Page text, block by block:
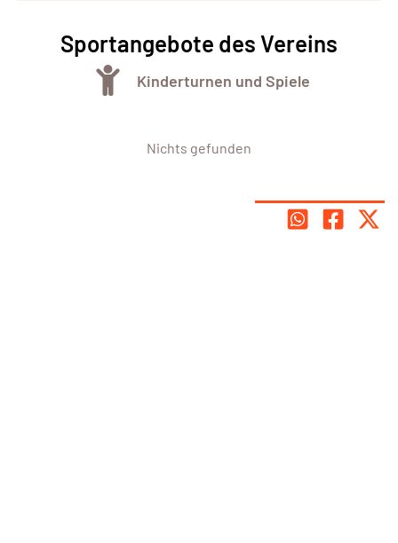
Sportangebote des Vereins
Kinderturnen und Spiele
Nichts gefunden